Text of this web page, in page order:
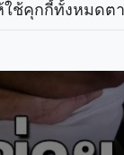
ช้คุกกี้ทั้งหมดต